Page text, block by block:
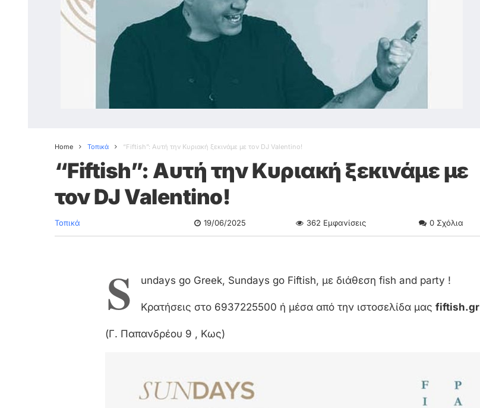
Home Τοπικά “Fiftish”: Αυτή την Κυριακή ξεκινάμε με τον DJ Valentino!
“Fiftish”: Αυτή την Κυριακή ξεκινάμε με
τον DJ Valentino!
Τοπικά 19/06/2025 362 Εμφανίσεις 0Σχόλια
S undays go Greek, Sundays go Fiftish, με διάθεση fish and party !
Κρατήσεις στο 6937225500 ή μέσα από την ιστοσελίδα μας fiftish.gr
(Γ. Παπανδρέου 9 , Κως)